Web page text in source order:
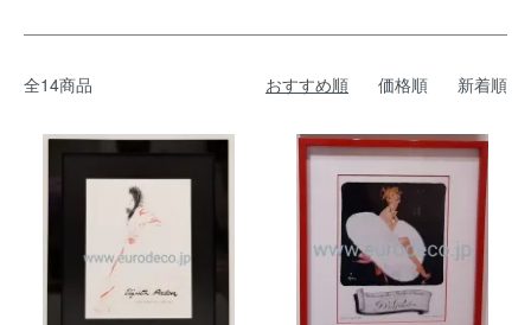
全14商品 おすすめ順 価格順 新着順